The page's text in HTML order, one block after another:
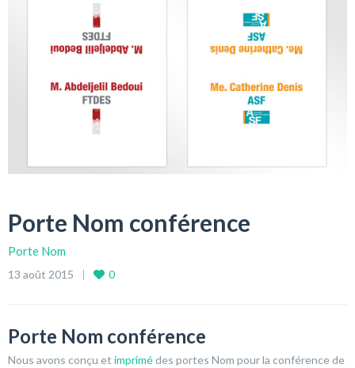
Porte Nom conférence
Porte Nom
13 août 2015 0
Porte Nom conférence
Nous avons conçu et imprimédes portes Nom pour la conférence de